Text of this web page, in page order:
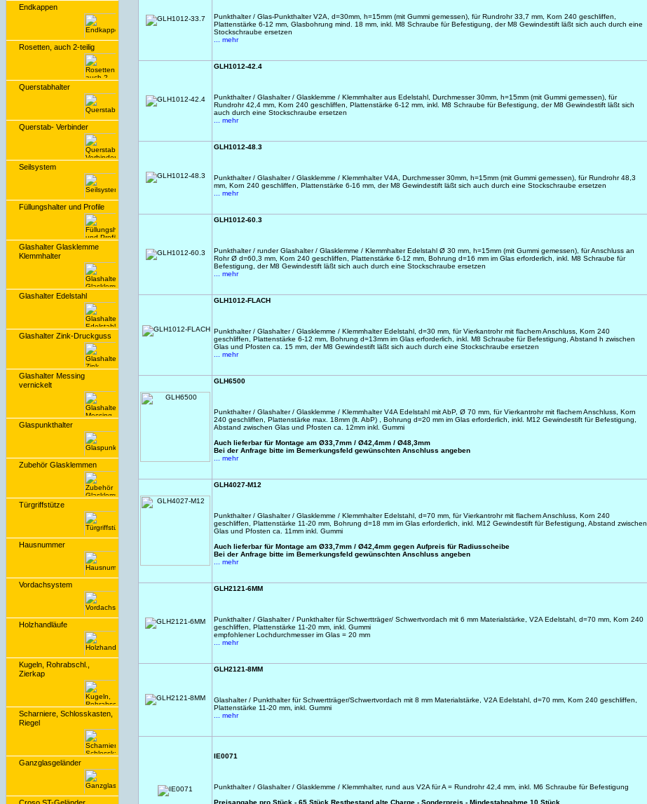
Endkappen
Rosetten, auch 2-teilig
Querstabhalter
Querstab- Verbinder
Seilsystem
Füllungshalter und Profile
Glashalter Glasklemme
Klemmhalter
Glashalter Edelstahl
Glashalter Zink-Druckguss
Glashalter Messing
vernickelt
Glaspunkthalter
Zubehör Glasklemmen
Türgriffstütze
Hausnummer
Vordachsystem
Holzhandläufe
Kugeln, Rohrabschl.,
Zierkap
Scharniere, Schlosskasten,
Riegel
Ganzglasgeländer
Punkthalter / Glas-Punkthalter V2A, d=30mm, h=15mm (mit Gummi gemessen), für Rundrohr 33,7 mm, Korn 240 geschliffen,
Plattenstärke 6-12 mm, Glasbohrung mind. 18 mm, inkl. M8 Schraube für Befestigung, der M8 Gewindestift läßt sich auch durch eine
Stockschraube ersetzen
... mehr
GLH1012-42.4
Punkthalter / Glashalter / Glasklemme / Klemmhalter aus Edelstahl, Durchmesser 30mm, h=15mm (mit Gummi gemessen), für
Rundrohr 42,4 mm, Korn 240 geschliffen, Plattenstärke 6-12 mm, inkl. M8 Schraube für Befestigung, der M8 Gewindestift läßt sich
auch durch eine Stockschraube ersetzen
... mehr
GLH1012-48.3
Punkthalter / Glashalter / Glasklemme / Klemmhalter V4A, Durchmesser 30mm, h=15mm (mit Gummi gemessen), für Rundrohr 48,3
mm, Korn 240 geschliffen, Plattenstärke 6-16 mm, der M8 Gewindestift läßt sich auch durch eine Stockschraube ersetzen
... mehr
GLH1012-60.3
Punkthalter / runder Glashalter / Glasklemme / Klemmhalter Edelstahl Ø 30 mm, h=15mm (mit Gummi gemessen), für Anschluss an
Rohr Ø d=60,3 mm, Korn 240 geschliffen, Plattenstärke 6-12 mm, Bohrung d=16 mm im Glas erforderlich, inkl. M8 Schraube für
Befestigung, der M8 Gewindestift läßt sich auch durch eine Stockschraube ersetzen
... mehr
GLH1012-FLACH
Punkthalter / Glashalter / Glasklemme / Klemmhalter Edelstahl, d=30 mm, für Vierkantrohr mit flachem Anschluss, Korn 240
geschliffen, Plattenstärke 6-12 mm, Bohrung d=13mm im Glas erforderlich, inkl. M8 Schraube für Befestigung, Abstand h zwischen
Glas und Pfosten ca. 15 mm, der M8 Gewindestift läßt sich auch durch eine Stockschraube ersetzen
... mehr
GLH6500
Punkthalter / Glashalter / Glasklemme / Klemmhalter V4A Edelstahl mit AbP, Ø 70 mm, für Vierkantrohr mit flachem Anschluss, Korn
240 geschliffen, Plattenstärke max. 18mm (lt. AbP) , Bohrung d=20 mm im Glas erforderlich, inkl. M12 Gewindestift für Befestigung,
Abstand zwischen Glas und Pfosten ca. 12mm inkl. Gummi
Auch lieferbar für Montage am Ø33,7mm / Ø42,4mm / Ø48,3mm
Bei der Anfrage bitte im Bemerkungsfeld gewünschten Anschluss angeben
... mehr
GLH4027-M12
Punkthalter / Glashalter / Glasklemme / Klemmhalter Edelstahl, d=70 mm, für Vierkantrohr mit flachem Anschluss, Korn 240
geschliffen, Plattenstärke 11-20 mm, Bohrung d=18 mm im Glas erforderlich, inkl. M12 Gewindestift für Befestigung, Abstand zwischen
Glas und Pfosten ca. 11mm inkl. Gummi
Auch lieferbar für Montage am Ø33,7mm / Ø42,4mm gegen Aufpreis für Radiusscheibe
Bei der Anfrage bitte im Bemerkungsfeld gewünschten Anschluss angeben
... mehr
GLH2121-6MM
Punkthalter / Glashalter / Punkthalter für Schwertträger/ Schwertvordach mit 6 mm Materialstärke, V2A Edelstahl, d=70 mm, Korn 240
geschliffen, Plattenstärke 11-20 mm, inkl. Gummi
empfohlener Lochdurchmesser im Glas = 20 mm
... mehr
GLH2121-8MM
Glashalter / Punkthalter für Schwertträger/Schwertvordach mit 8 mm Materialstärke, V2A Edelstahl, d=70 mm, Korn 240 geschliffen,
Plattenstärke 11-20 mm, inkl. Gummi
... mehr
IE0071
Punkthalter / Glashalter / Glasklemme / Klemmhalter, rund aus V2A für A = Rundrohr 42,4 mm, inkl. M6 Schraube für Befestigung
Preisangabe pro Stück - 65 Stück Restbestand alte Charge - Sonderpreis - Mindestabnahme 10 Stück